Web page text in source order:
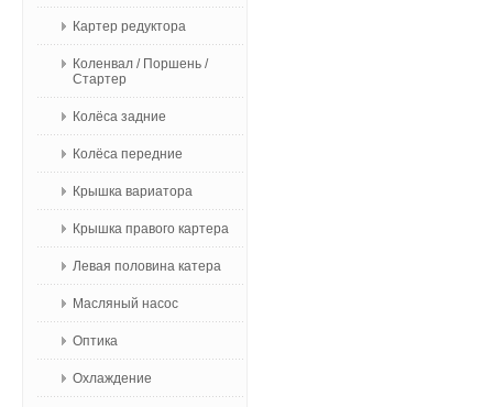
Картер редуктора
Коленвал / Поршень /
Стартер
Колёса задние
Колёса передние
Крышка вариатора
Крышка правого картера
Левая половина катера
Масляный насос
Оптика
Охлаждение